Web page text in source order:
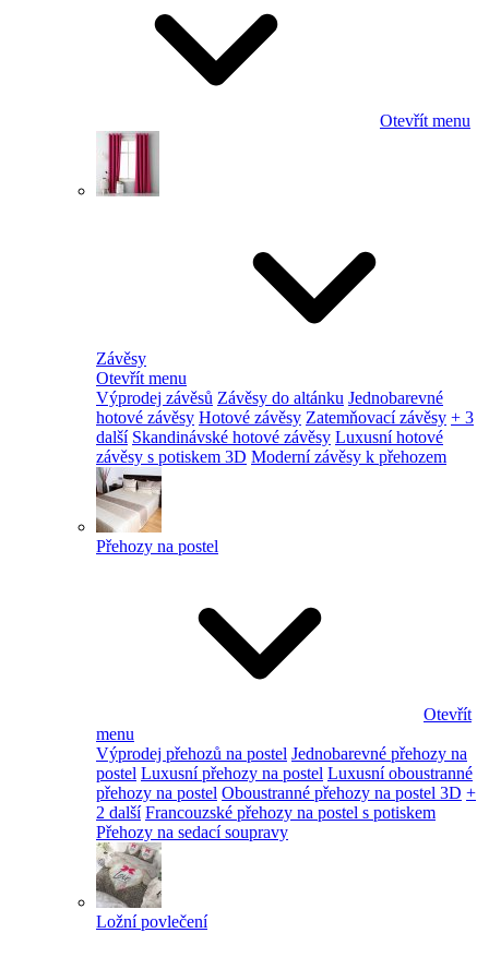
Otevřít menu
Závěsy
Otevřít menu
Výprodej závěsů Závěsy do altánku Jednobarevné
hotové závěsy Hotové závěsy Zatemňovací závěsy + 3
další Skandinávské hotové závěsy Luxusní hotové
závěsy s potiskem 3D Moderní závěsy k přehozem
Přehozy na postel
Otevřít
menu
Výprodej přehozů na postel Jednobarevné přehozy na
postel Luxusní přehozy na postel Luxusní oboustranné
přehozy na postel Oboustranné přehozy na postel 3D +
2 další Francouzské přehozy na postel s potiskem
Přehozy na sedací soupravy
Ložní povlečení